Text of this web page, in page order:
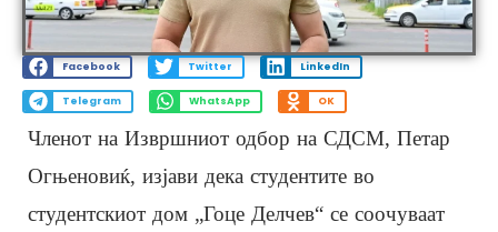
Facebook Twitter LinkedIn
Telegram WhatsApp OK
Членот на Извршниот одбор на СДСМ, Петар
Огњеновиќ, изјави дека студентите во
студентскиот дом „Гоце Делчев“ се соочуваат